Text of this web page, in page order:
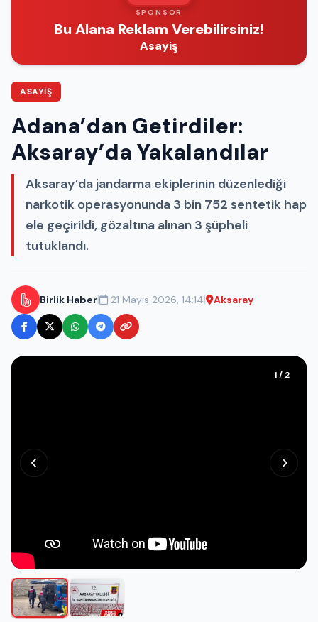
SPONSOR
Bu Alana Reklam Verebilirsiniz!
Asayiş
ASAYIŞ
Adana’dan Getirdiler:
Aksaray’da Yakalandılar
Aksaray’da jandarma ekiplerinin düzenlediği
narkotik operasyonunda 3 bin 752 sentetik hap
ele geçirildi, gözaltına alınan 3 şüpheli
tutuklandı.
Birlik Haber| 21 Mayıs 2026, 14:14| Aksaray
1 / 2